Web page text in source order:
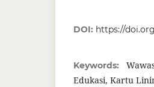
DOI: https://
Keywords:
Edukasi, Kartu